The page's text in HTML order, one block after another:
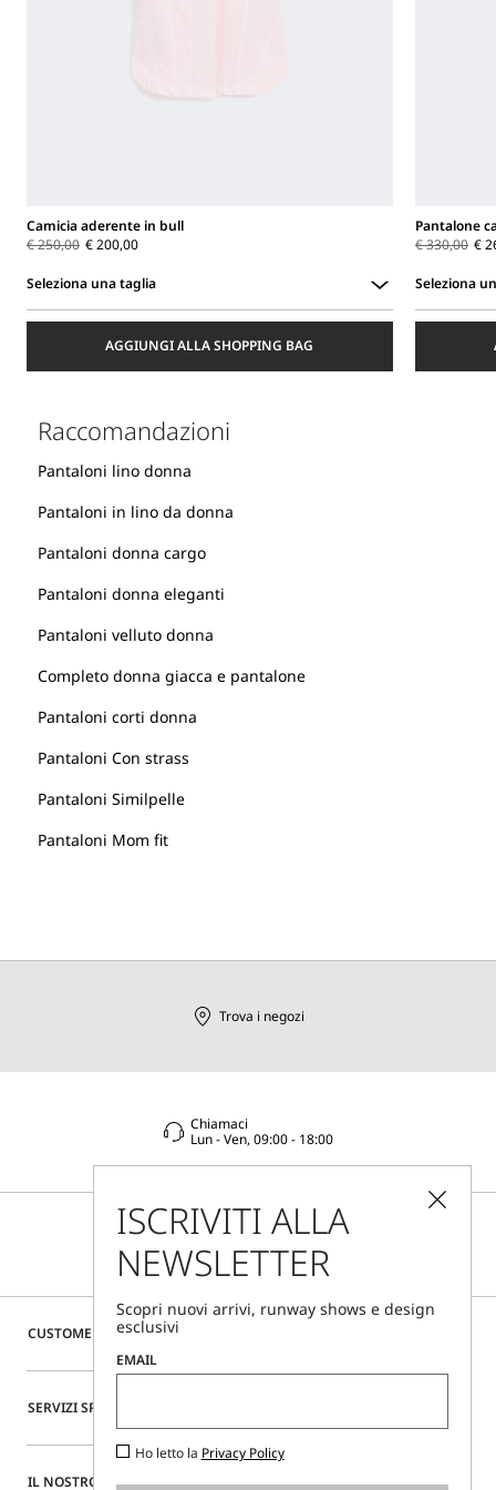
Camicia aderente in bull
€ 250,00 € 200,00
Seleziona una taglia
AGGIUNGI ALLA SHOPPING BAG
Pantalone
€ 330,00 €
Seleziona
Raccomandazioni
Pantaloni lino donna
Pantaloni in lino da donna
Pantaloni donna cargo
Pantaloni donna eleganti
Pantaloni velluto donna
Completo donna giacca e pantalone
Pantaloni corti donna
Pantaloni Con strass
Pantaloni Similpelle
Pantaloni Mom fit
CUSTOMER CARE
SERVIZI SPECIALI
IL NOSTRO SITO
Trova i negozi
Chiamaci
Lun - Ven, 09:00 - 18:00
ISCRIVITI ALLA
NEWSLETTER
Scopri nuovi arrivi, runway shows e design
esclusivi
EMAIL
Ho letto la Privacy Policy